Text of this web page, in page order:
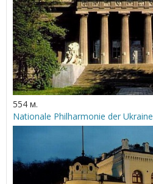
554 м.
Nationale Philharmonie der Ukraine